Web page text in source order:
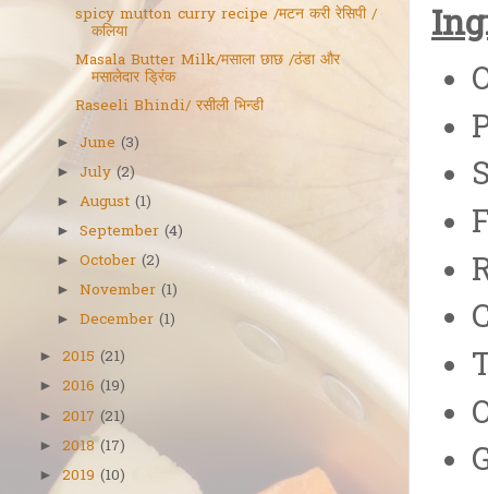
spicy mutton curry recipe /मटन करी रेसिपी /
कलिया
Masala Butter Milk/मसाला छाछ /ठंडा और
मसालेदार ड्रिंक
Raseeli Bhindi/ रसीली भिन्डी
►June (3)
►July (2)
► August (1)
►September (4)
►October (2)
►November (1)
►December (1)
► 2015 (21)
► 2016 (19)
► 2017 (21)
► 2018 (17)
►2019 (10)